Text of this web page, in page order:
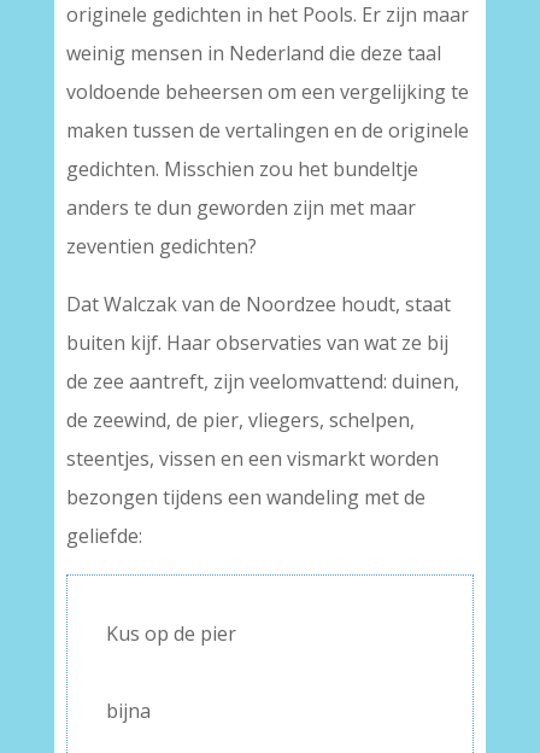
originele gedichten in het Pools. Er zijn maar
weinig mensen in Nederland die deze taal
voldoende beheersen om een vergelijking te
maken tussen de vertalingen en de originele
gedichten. Misschien zou het bundeltje
anders te dun geworden zijn met maar
zeventien gedichten?
Dat Walczak van de Noordzee houdt, staat
buiten kijf. Haar observaties van wat ze bij
de zee aantreft, zijn veelomvattend: duinen,
de zeewind, de pier, vliegers, schelpen,
steentjes, vissen en een vismarkt worden
bezongen tijdens een wandeling met de
geliefde:
Kus op de pier
bijna